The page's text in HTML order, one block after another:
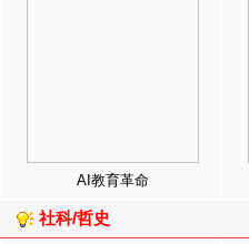
AI教育革命
社科/哲史